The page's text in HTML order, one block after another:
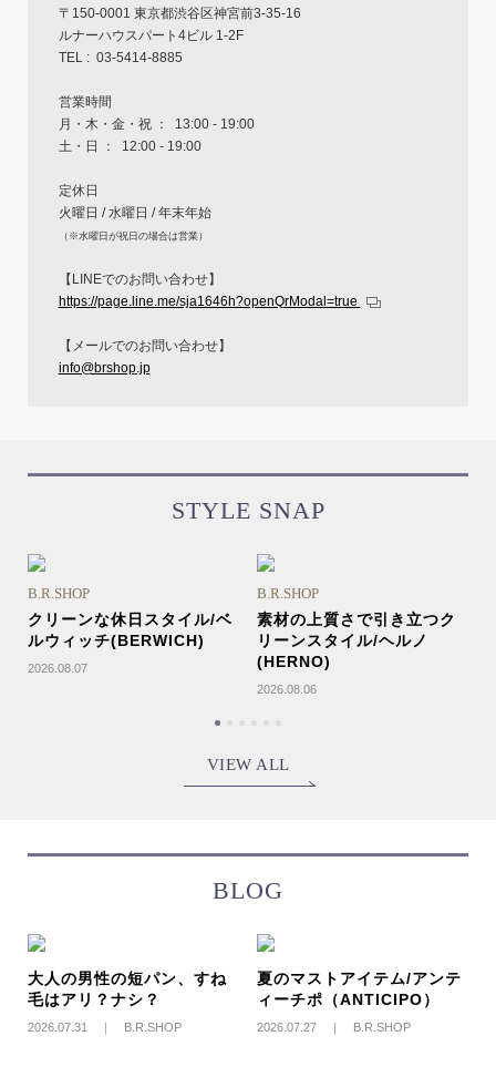
〒150-0001 東京都渋谷区神宮前3-35-16
ルナーハウスパート4ビル 1-2F
TEL : 03-5414-8885
営業時間
月・木・金・祝 ： 13:00 - 19:00
土・日 ： 12:00 - 19:00
定休日
火曜日 / 水曜日 / 年末年始
（※水曜日が祝日の場合は営業）
【LINEでのお問い合わせ】
https://page.line.me/sja1646h?openQrModal=true
【メールでのお問い合わせ】
info@brshop.jp
STYLE SNAP
B.R.SHOP
クリーンな休日スタイル/ベ
ルウィッチ(BERWICH)
2026.08.07
B.R.SHOP
素材の上質さで引き立つク
リーンスタイル/ヘルノ
(HERNO)
2026.08.06
VIEW ALL
BLOG
大人の男性の短パン、すね
毛はアリ？ナシ？
2026.07.31 ｜ B.R.SHOP
夏のマストアイテム/アンテ
ィーチポ（ANTICIPO）
2026.07.27 ｜ B.R.SHOP